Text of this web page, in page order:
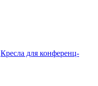
Кресла для конференц-